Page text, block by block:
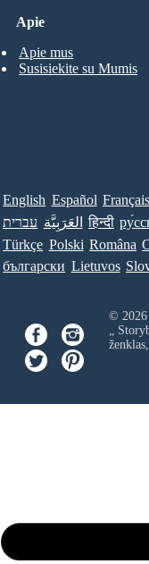
Apie
Apie mus
Susisiekite su Mumis
English Español Français
עברית العَرَبِيَّة हिन्दी
Türkçe Polski Româna
български Lietuvos
© 2026
„